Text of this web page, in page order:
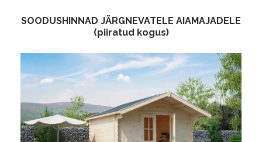
SOODUSHINNAD JÄRGNEVATELE AIAMAJADELE
(piiratud kogus)